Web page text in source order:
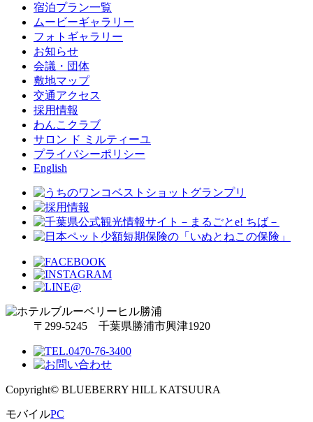
宿泊プラン一覧
ムービーギャラリー
フォトギャラリー
お知らせ
会議・団体
敷地マップ
交通アクセス
採用情報
わんこクラブ
サロン ド ミルティーユ
プライバシーポリシー
English
〒299-5245 千葉県勝浦市興津1920
Copyright© BLUEBERRY HILL KATSUURA
モバイルPC